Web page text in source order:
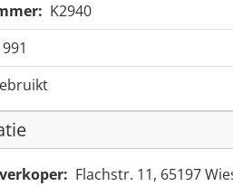
K2940
Flachstr. 11, 65197